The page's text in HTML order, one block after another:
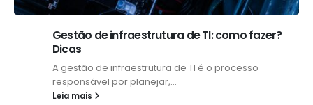
Gestão de infraestrutura de TI: como fazer?
Dicas
A gestão de infraestrutura de TI é o processo
responsável por planejar,...
Leia mais